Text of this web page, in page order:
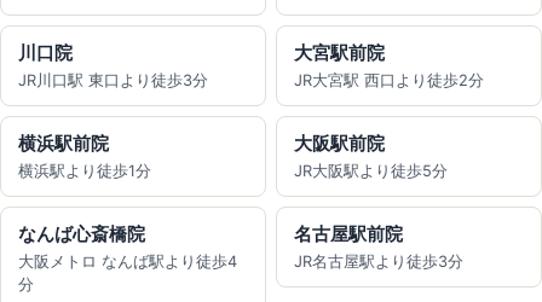
川口院
JR川口駅 東口より徒歩3分
大宮駅前院
JR大宮駅 西口より徒歩2分
横浜駅前院
横浜駅より徒歩1分
大阪駅前院
JR大阪駅より徒歩5分
なんば心斎橋院
大阪メトロ なんば駅より徒歩4
分
名古屋駅前院
JR名古屋駅より徒歩3分